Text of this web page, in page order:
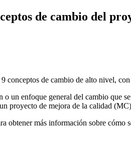
de cambio del
conceptos de cambio de alto nivel,
un enfoque general del cambio que
proyecto de mejora de la calidad
obtener más información sobre cómo